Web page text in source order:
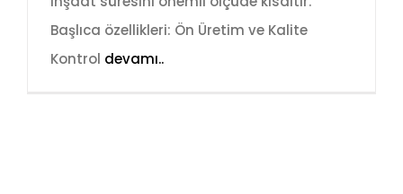
Başlıca özellikleri: Ön Üretim ve Kalite
Kontrol devamı..